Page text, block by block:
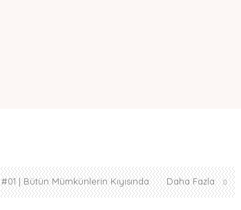
#01 | Bütün Mümkünlerin Kıyısında Daha Fazla